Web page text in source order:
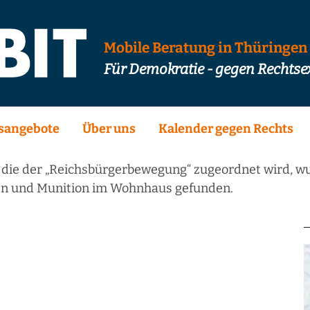
Mobile Beratung in Thüringen
Für Demokratie - gegen
Über uns Kalender gegen Rechts
der „Reichsbürgerbewegung“ zugeordnet wird,
und Munition im Wohnhaus gefunden.